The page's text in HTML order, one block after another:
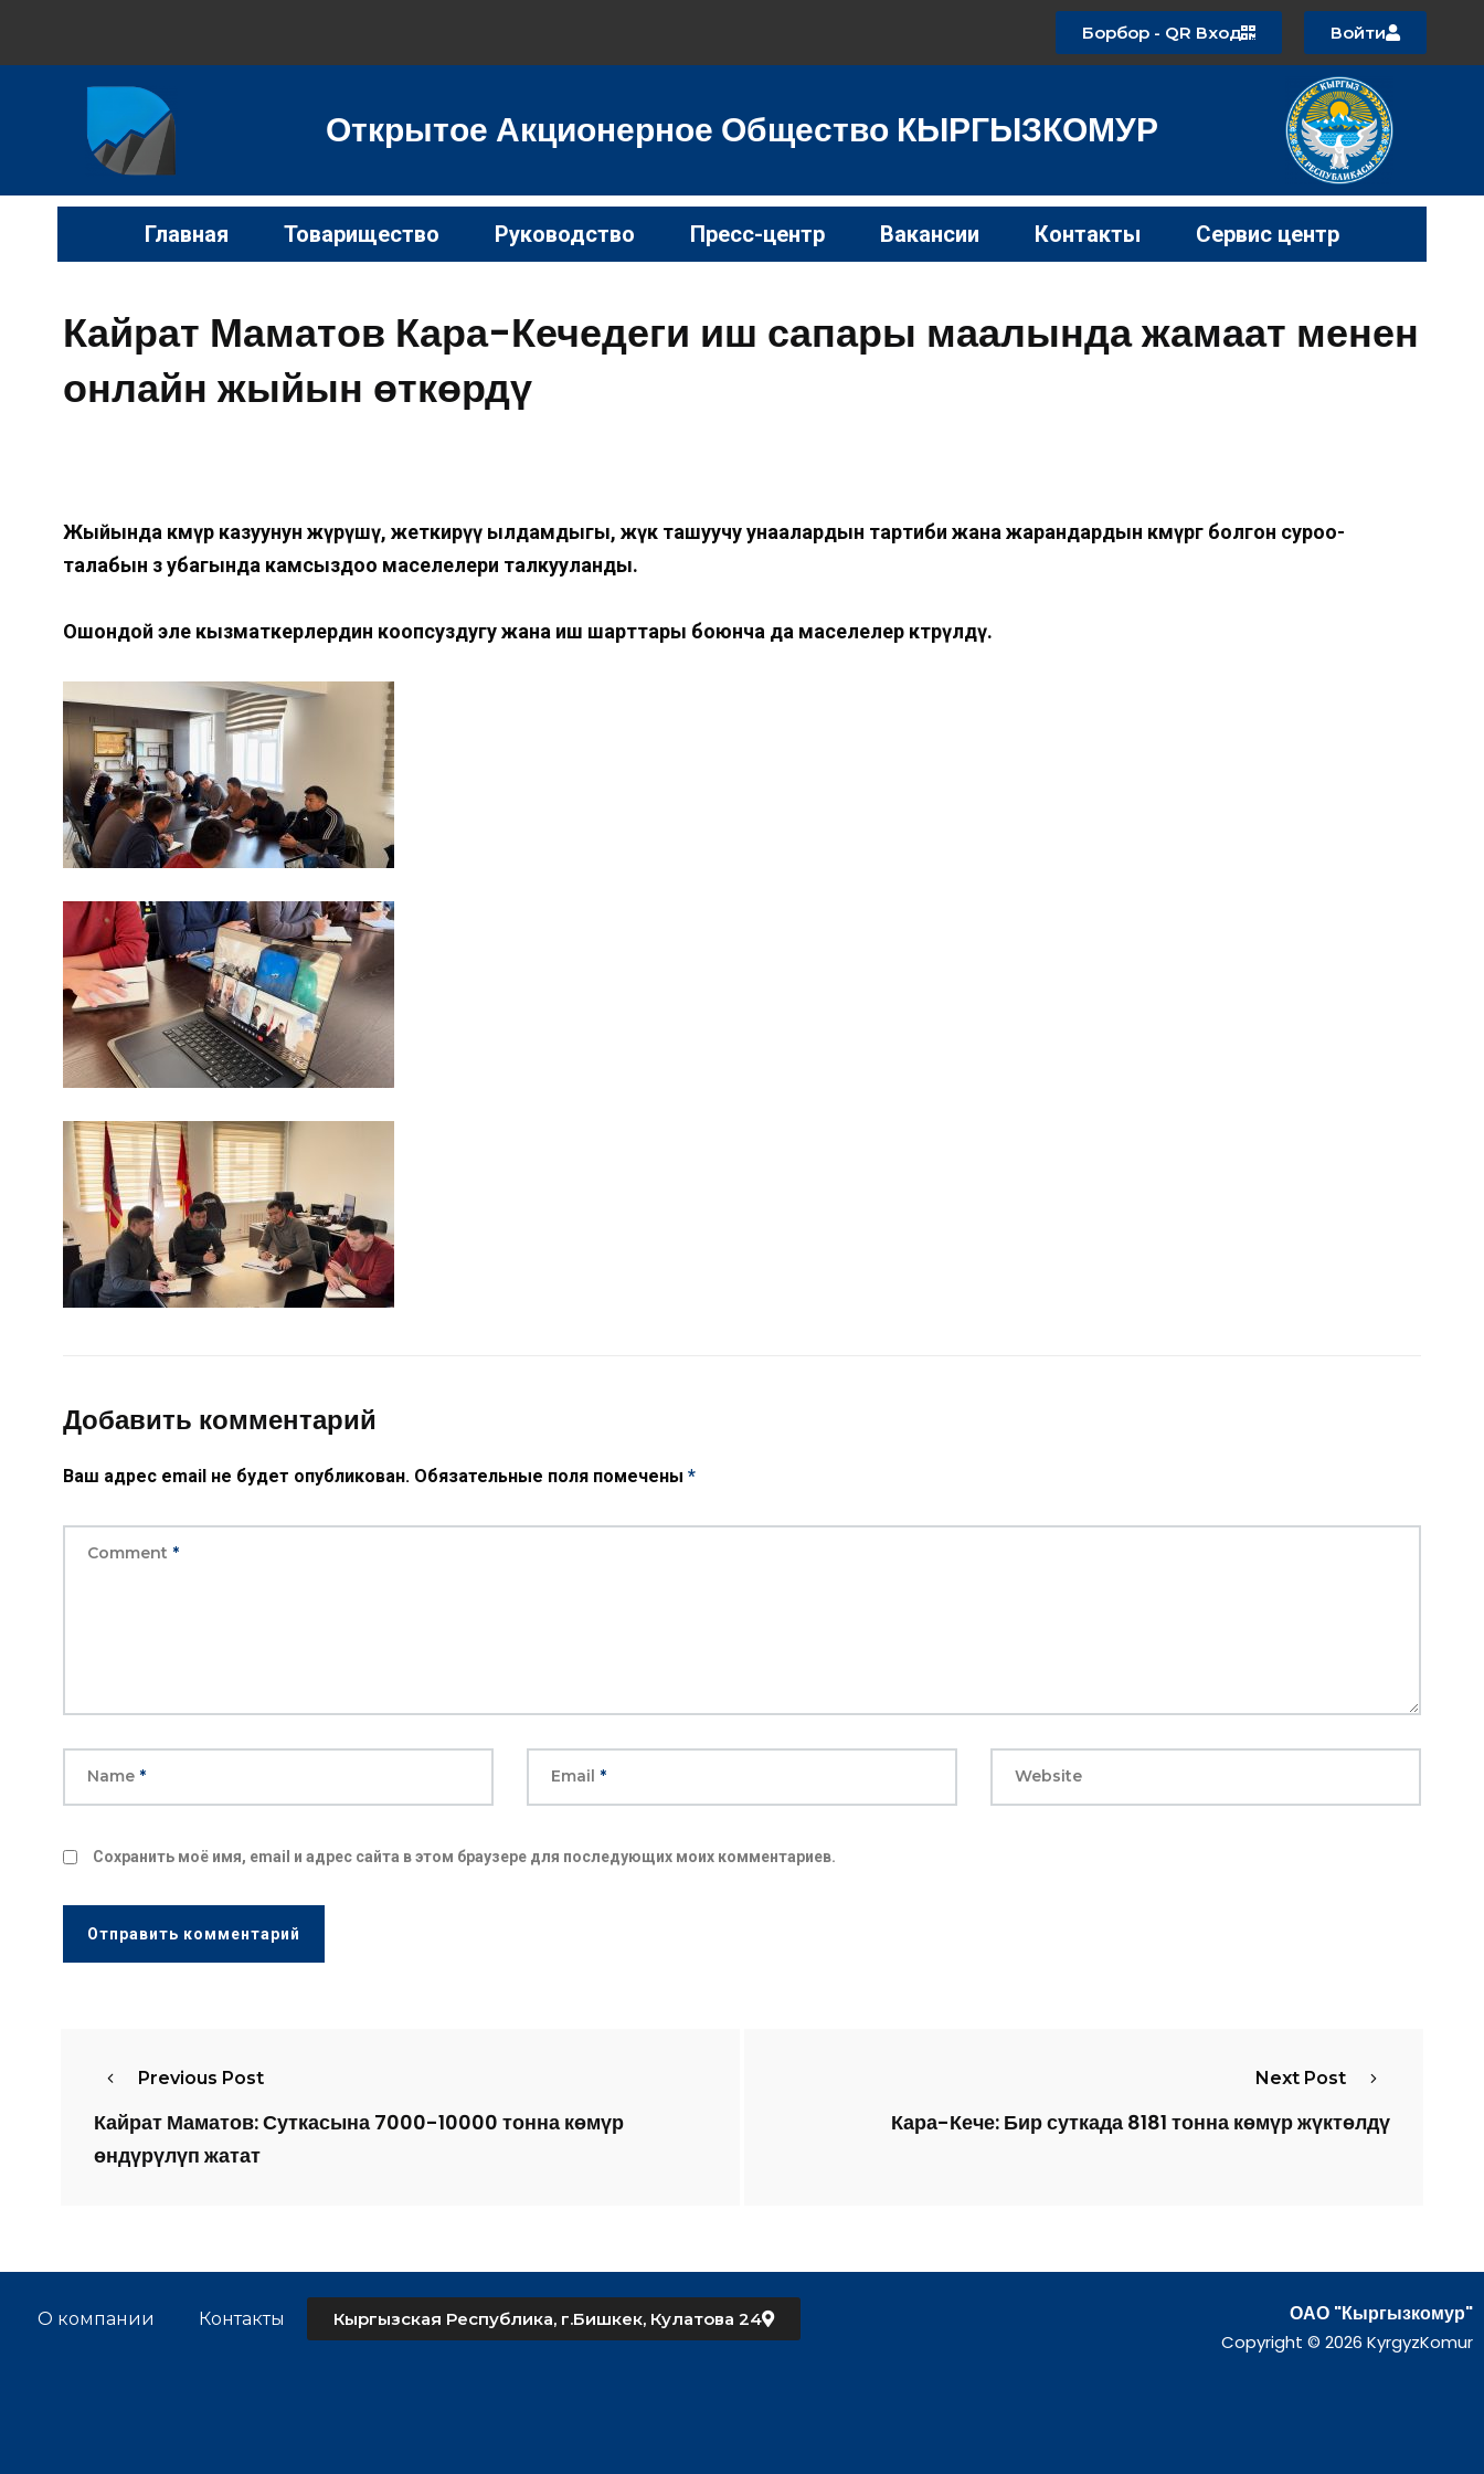
Борбор - QR Вход Войти
Открытое Акционерное Общество КЫРГЫЗКОМУР
Главная Товарищество Руководство Пресс-центр Вакансии Контакты Сервис центр
Кайрат Маматов Кара-Кечедеги иш сапары маалында жамаат менен
онлайн жыйын өткөрдү
Жыйында көмүр казуунун жүрүшү, жеткирүү ылдамдыгы, жүк ташуучу унаалардын тартиби жана жарандардын көмүргө болгон суроо-
талабын өз убагында камсыздоо маселелери талкууланды.
Ошондой эле кызматкерлердин коопсуздугу жана иш шарттары боюнча да маселелер көтөрүлдү.
Добавить комментарий
Ваш адрес email не будет опубликован. Обязательные поля помечены *
Comment *
Name * Email * Website
Сохранить моё имя, email и адрес сайта в этом браузере для последующих моих комментариев.
Previous Post
Кайрат Маматов: Суткасына 7000-10000 тонна көмүр
өндүрүлүп жатат
Next Post
Кара-Кече: Бир суткада 8181 тонна көмүр жүктөлдү
О компании Контакты Кыргызская Республика, г.Бишкек, Кулатова 24 ОАО "Кыргызкомур"
Copyright © 2026 KyrgyzKomur